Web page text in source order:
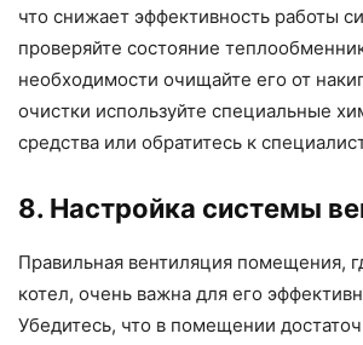
что снижает эффективность работы
проверяйте состояние
необходимости очищайте его от
очистки используйте специальные
средства или обратитесь к
8. Настройка системы
Правильная вентиляция помещения,
котел, очень важна для его
Убедитесь, что в помещении